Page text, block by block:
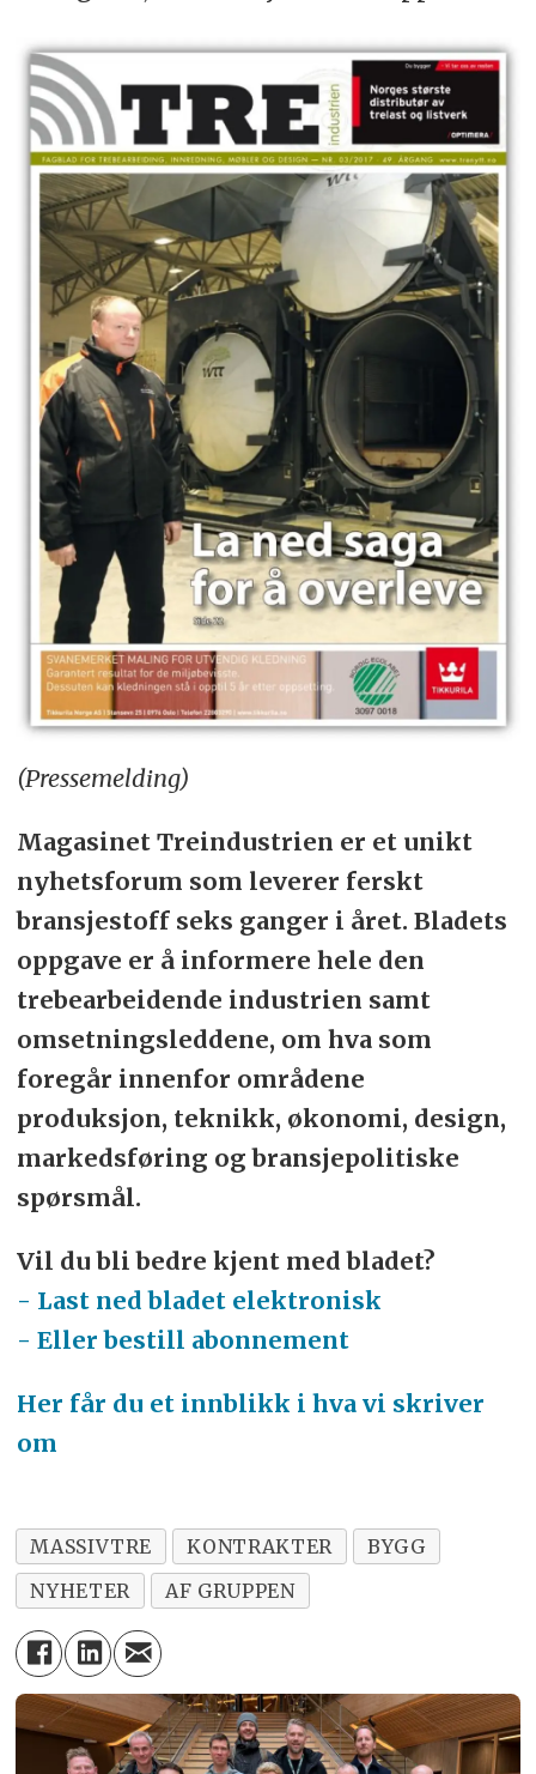
(Pressemelding)
Magasinet Treindustrien er et unikt
nyhetsforum som leverer ferskt
bransjestoff seks ganger i året. Bladets
oppgave er å informere hele den
trebearbeidende industrien samt
omsetningsleddene, om hva som
foregår innenfor områdene
produksjon, teknikk, økonomi, design,
markedsføring og bransjepolitiske
spørsmål.
Vil du bli bedre kjent med bladet?
- Last ned bladet elektronisk
- Eller bestill abonnement
Her får du et innblikk i hva vi skriver
om
MASSIVTRE KONTRAKTER
BYGG
NYHETER
AF GRUPPEN